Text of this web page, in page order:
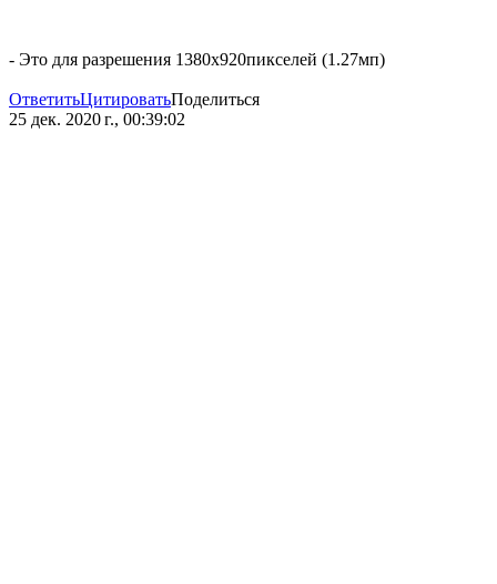
- Это для разрешения 1380х920пикселей (1.27мп)
ОтветитьЦитироватьПоделиться
25 дек. 2020 г., 00:39:02